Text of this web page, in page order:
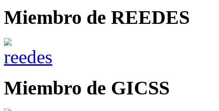
Miembro de REEDES
Miembro de GICSS